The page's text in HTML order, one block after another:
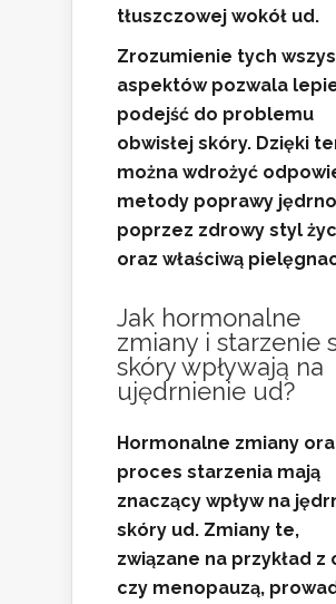
tłuszczowej wokół ud.
Zrozumienie tych
aspektówpozwala
podejść do problemu
obwisłej skóry. Dzięki
można wdrożyć
metody poprawy
poprzez zdrowy styl
oraz właściwą
Jak hormonalne
zmiany i starzenie
skóry wpływają na
ujędrnienie ud?
Hormonalne zmiany
proces starzenia mają
znaczący wpływ na
skóry ud. Zmiany te,
związane na przykład z
czy menopauzą,